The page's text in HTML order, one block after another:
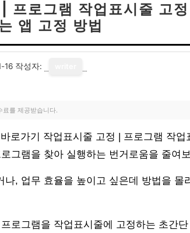
프로그램 작업표시줄 고
앱 고정 방법
16 작성자:
료를 제공받습니다.
로가기 작업표시줄 고정 | 프로그램 작업
그램을 찾아 실행하는 번거로움을 줄여
, 업무 효율을 높이고 싶은데 방법을 몰
로그램을 작업표시줄에 고정하는 초간단